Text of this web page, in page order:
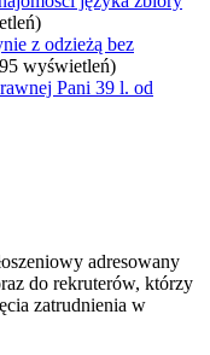
z odzieżą bez
wyświetleń)
Pani 39 l. od
adresowany
do rekruterów, którzy
zatrudnienia w